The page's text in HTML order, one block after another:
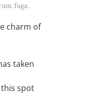
fuga.
charm of
taken
spot